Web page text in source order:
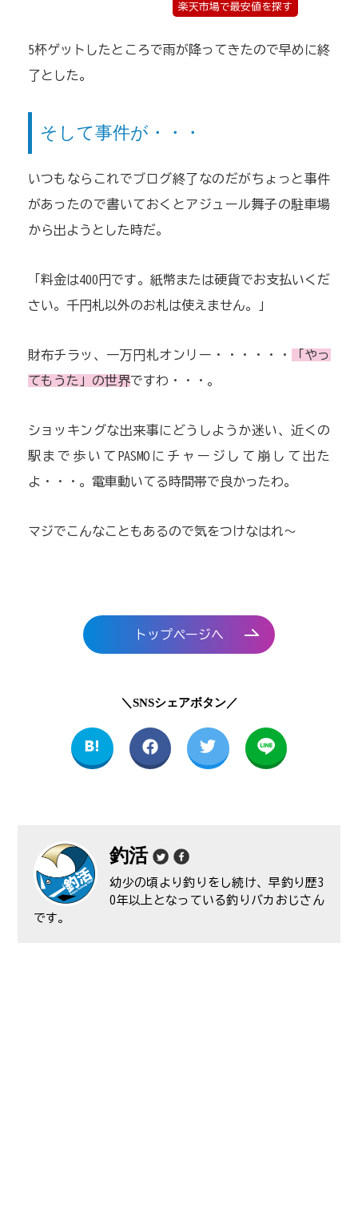
楽天市場で最安値を探す
5杯ゲットしたところで雨が降ってきたので早めに終
了とした。
そして事件が・・・
いつもならこれでブログ終了なのだがちょっと事件
があったので書いておくとアジュール舞子の駐車場
から出ようとした時だ。
「料金は400円です。紙幣または硬貨でお支払いくだ
さい。千円札以外のお札は使えません。」
財布チラッ、一万円札オンリー・・・・・・
「やっ
てもうた」の世界ですわ・・・。
ショッキングな出来事にどうしようか迷い、近くの
駅まで歩いてPASMOにチャージして崩して出た
よ・・・。電車動いてる時間帯で良かったわ。
マジでこんなこともあるので気をつけなはれ〜
トップページへ
＼SNSシェアボタン／
釣活
幼少の頃より釣りをし続け、早釣り歴3
0年以上となっている釣りバカおじさん
です。